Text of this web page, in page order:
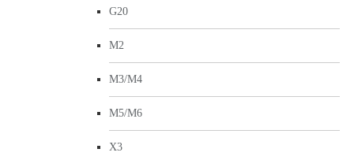
G20
M2
M3/M4
M5/M6
X3